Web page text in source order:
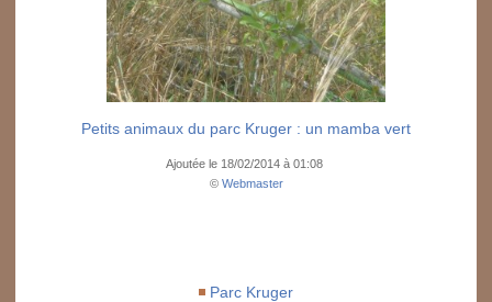
Petits animaux du parc Kruger : un mamba vert
Ajoutée le 18/02/2014 à 01:08
© Webmaster
Parc Kruger